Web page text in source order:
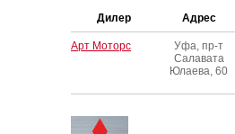
Дилер Адрес
Арт Моторс
Уфа, пр-т
Салавата
Юлаева, 60